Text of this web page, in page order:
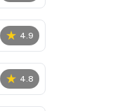
★ 4.9
★ 4.8